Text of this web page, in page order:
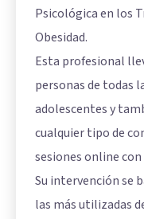
Psicológica en los
Obesidad.
Esta profesional
personas de todas
adolescentes y
cualquier tipo de
sesiones online
Su intervención se
las más utilizadas